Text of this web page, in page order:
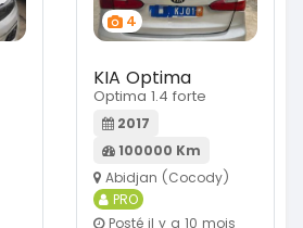
4
KIA Optima
Optima 1.4 forte
2017
100000 Km
Abidjan (Cocody)
PRO
Posté il y a 10 mois